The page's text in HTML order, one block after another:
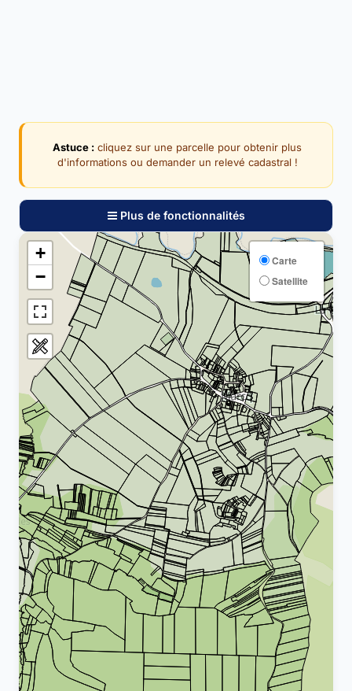
Astuce : cliquez sur une parcelle pour obtenir plus
d'informations ou demander un relevé cadastral !
Plus de fonctionnalités
+
−
Carte
Satellite